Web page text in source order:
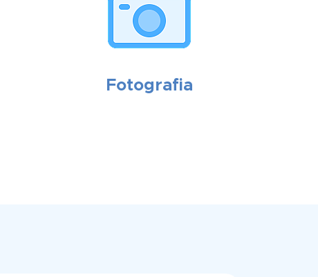
Fotografia